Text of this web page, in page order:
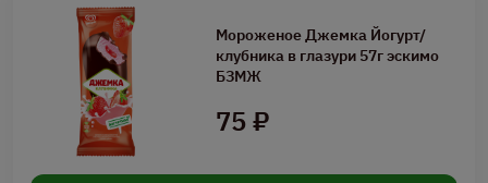
Мороженое Джемка Йогурт/
клубника в глазури 57г эскимо
БЗМЖ
75 ₽